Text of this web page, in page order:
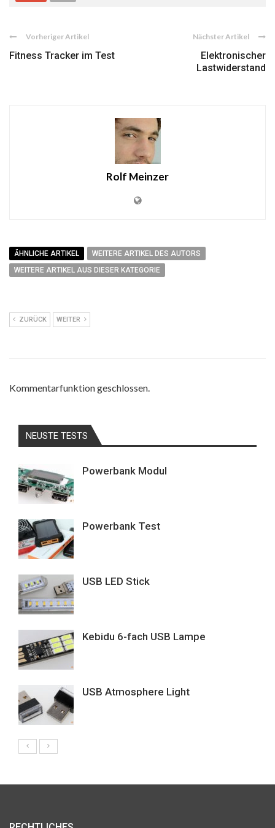
Vorheriger Artikel
Fitness Tracker im Test
Nächster Artikel
Elektronischer
Lastwiderstand
Rolf Meinzer
ÄHNLICHE ARTIKEL
WEITERE ARTIKEL DES AUTORS
WEITERE ARTIKEL AUS DIESER KATEGORIE
ZURÜCK WEITER
Kommentarfunktion geschlossen.
NEUSTE TESTS
Powerbank Modul
Powerbank Test
USB LED Stick
Kebidu 6-fach USB Lampe
USB Atmosphere Light